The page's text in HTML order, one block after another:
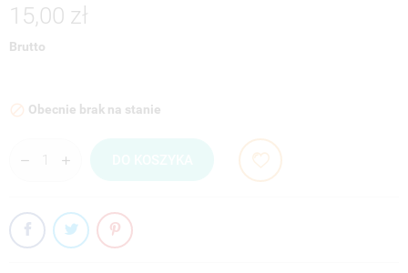
15,00 zł
Brutto
 Obecnie brak na stanie